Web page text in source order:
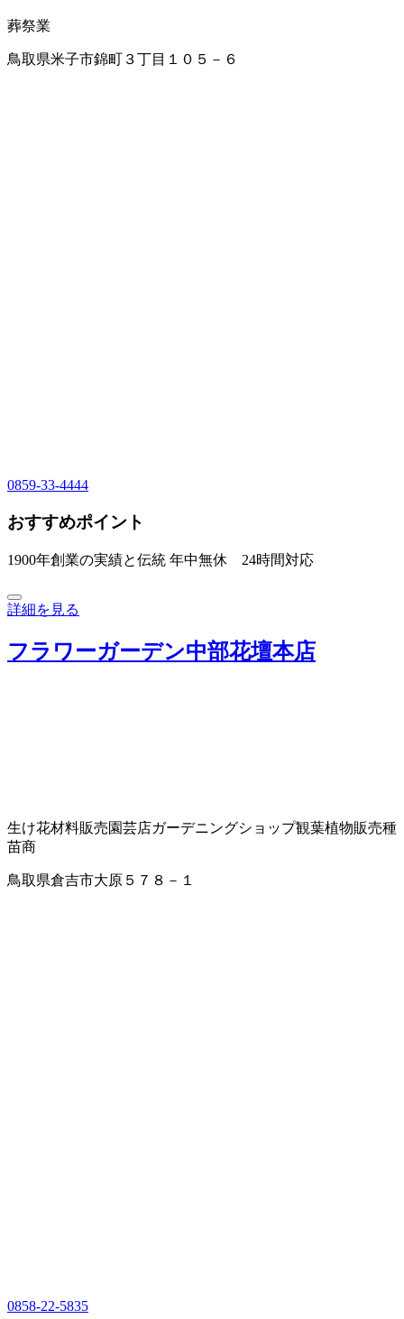
葬祭業
鳥取県米子市錦町３丁目１０５－６
0859-33-4444
おすすめポイント
1900年創業の実績と伝統 年中無休 24時間対応
詳細を見る
フラワーガーデン中部花壇本店
生け花材料販売園芸店ガーデニングショップ観葉植物販売種
苗商
鳥取県倉吉市大原５７８－１
0858-22-5835